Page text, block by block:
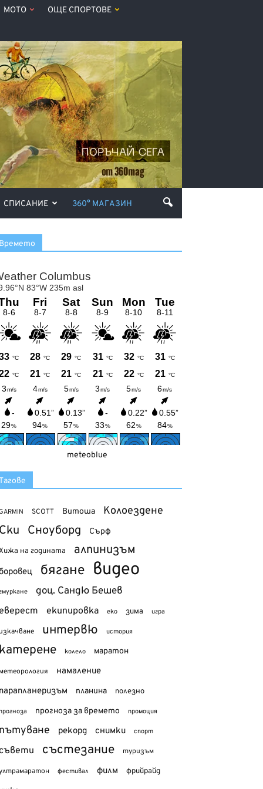
МОТО ОЩЕ СПОРТОВЕ
СПИСАНИЕ 360° МАГАЗИН
meteoblue
SCOTT Витоша Колоездене
Сноуборд Сърф
на годината алпинизъм
бягане видео
доц. Сандю Бешев
екипировка еко зима игра
интервю история
колело маратон
намаление
планина полезно
прогноза за времето промоция
рекорд снимки спорт
състезание туризъм
фестивал филм фрийрайд